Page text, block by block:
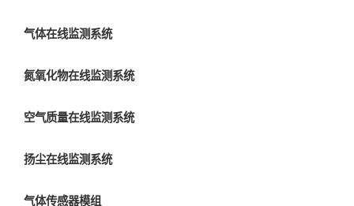
气体在线监测系统
氮氧化物在线监测系统
空气质量在线监测系统
扬尘在线监测系统
气体传感器模组